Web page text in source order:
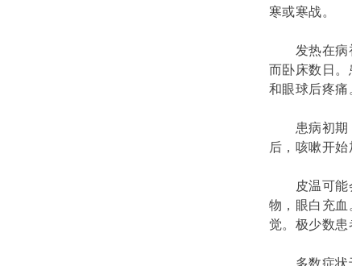
寒或寒战。
发热在
而卧床数日
和眼球后疼痛
患病初
后，咳嗽开始
皮温可
物，眼白充
觉。极少数患
多数症